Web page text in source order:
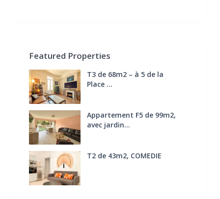
Featured Properties
T3 de 68m2 – à 5 de la
Place ...
Appartement F5 de 99m2,
avec jardin...
T2 de 43m2, COMEDIE